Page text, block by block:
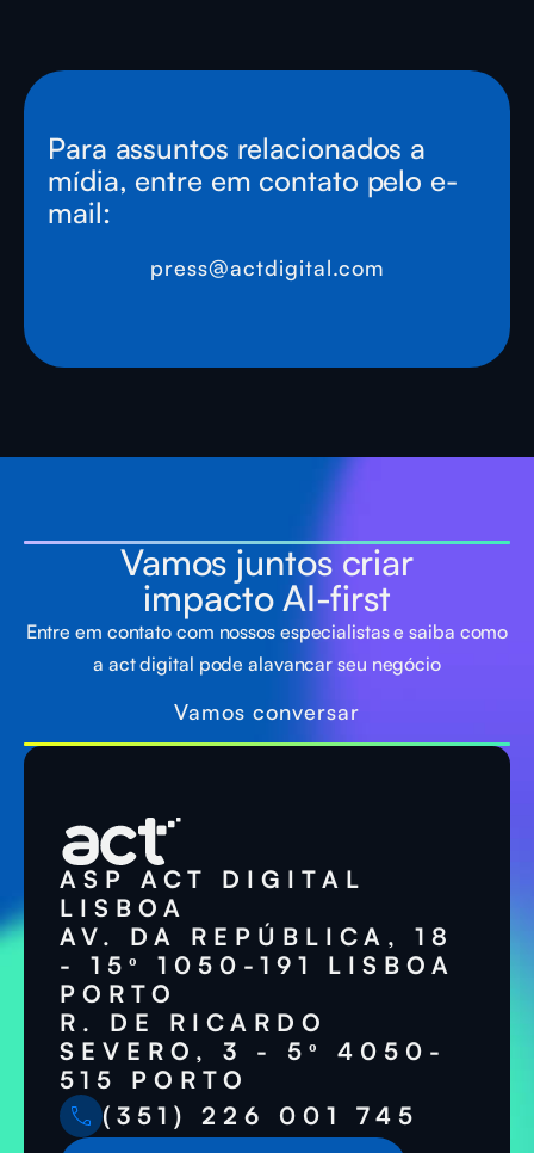
Para assuntos relacionados a
mídia, entre em contato pelo e-
mail:
press@actdigital.com
Vamos juntos criar
impacto AI-first
Entre em contato com nossos especialistas e saiba como
a act digital pode alavancar seu negócio
Vamos conversar
ASP ACT DIGITAL
LISBOA
AV. DA REPÚBLICA, 18
- 15º 1050-191 LISBOA
PORTO
R. DE RICARDO
SEVERO, 3 - 5º 4050-
515 PORTO
(351) 226 001 745